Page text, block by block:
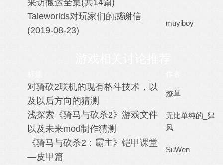
采访搬运全集(共14篇)
Taleworlds对玩家们的感谢信
(2019-08-23)
muyiboy
对骑砍2联机的现有格斗技术，以
及以后方向的猜测
燎草
浅探索《骑马与砍杀2》游戏文件
以及未来mod制作猜测
无比单纯的_肄
风
《骑马与砍杀2：霸主》铠甲课堂
—皮甲篇
SuWen